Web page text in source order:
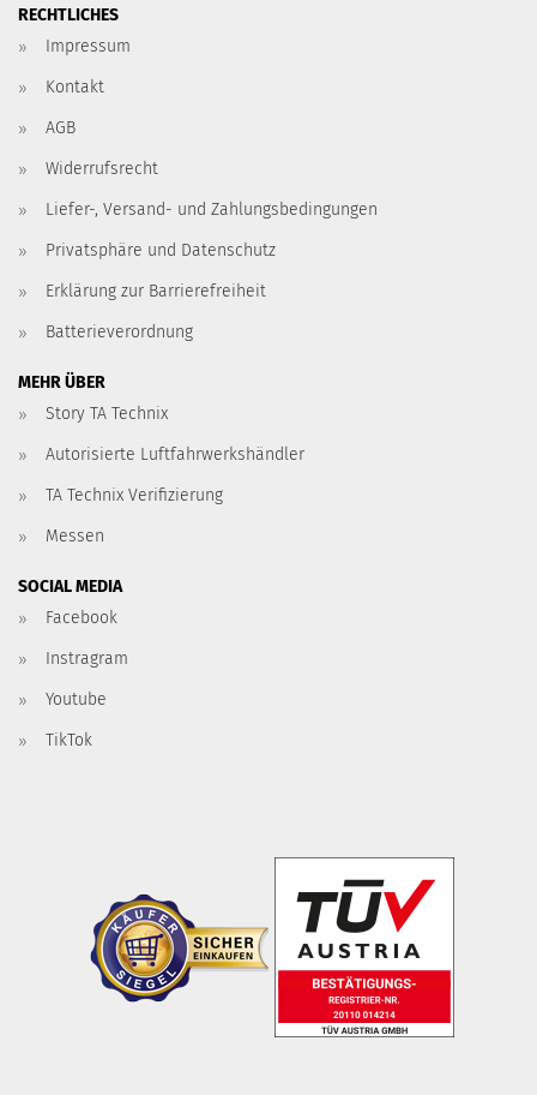
RECHTLICHES
Impressum
Kontakt
AGB
Widerrufsrecht
Liefer-, Versand- und Zahlungsbedingungen
Privatsphäre und Datenschutz
Erklärung zur Barrierefreiheit
Batterieverordnung
MEHR ÜBER
Story TA Technix
Autorisierte Luftfahrwerkshändler
TA Technix Verifizierung
Messen
SOCIAL MEDIA
Facebook
Instragram
Youtube
TikTok